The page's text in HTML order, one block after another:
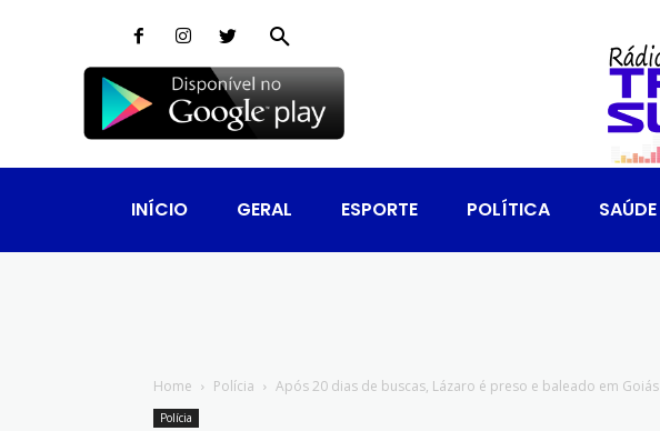
INÍCIO GERAL ESPORTE POLÍTICA SAÚDE
Home Polícia Após 20 dias de buscas, Lázaro é preso e baleado em Goiás
Polícia